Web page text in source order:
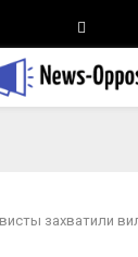
захватили